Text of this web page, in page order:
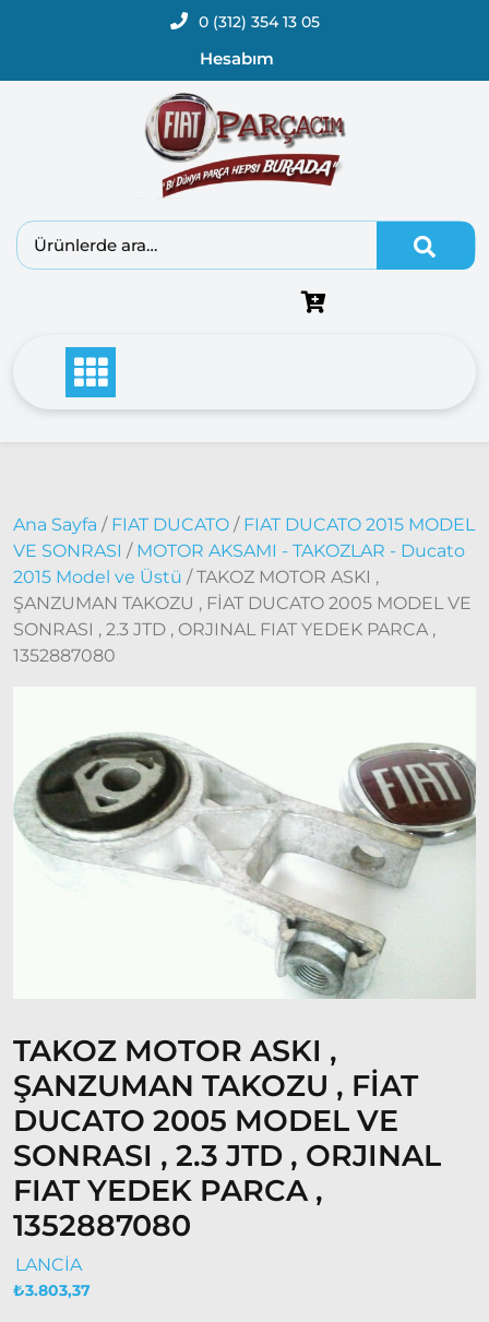
0 (312) 354 13 05
Hesabım
Fiat
2000 –
2005
Modeller
Doblo
2006 –
2012
2014
Modeller
Doblo
2015 –
2022
Modeller
– Şahin –
Kartal
Fiat
Ducato
Ducato
1997-
2001
Ducato
Ana Sayfa / FIAT DUCATO / FIAT DUCATO 2015 MODEL
VE SONRASI / MOTOR AKSAMI - TAKOZLAR - Ducato
2015 Model ve Üstü / TAKOZ MOTOR ASKI ,
ŞANZUMAN TAKOZU , FİAT DUCATO 2005 MODEL VE
SONRASI , 2.3 JTD , ORJINAL FIAT YEDEK PARCA ,
1352887080
TAKOZ MOTOR ASKI ,
ŞANZUMAN TAKOZU , FİAT
DUCATO 2005 MODEL VE
SONRASI , 2.3 JTD , ORJINAL
FIAT YEDEK PARCA ,
1352887080
LANCİA
₺3.803,37